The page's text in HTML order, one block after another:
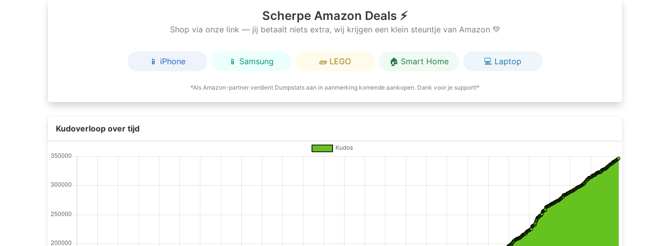
Scherpe Amazon Deals ⚡
Shop via onze link — jij betaalt niets extra, wij krijgen een klein steuntje van Amazon 💚
📱 iPhone 📱 Samsung 🧱 LEGO 🏠 Smart Home 💻 Laptop
*Als Amazon-partner verdient Dumpstats aan in aanmerking komende aankopen. Dank voor je support!*
Kudoverloop over tijd